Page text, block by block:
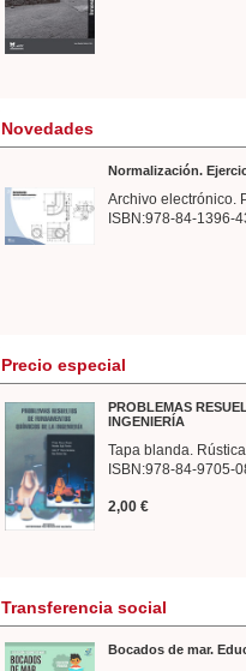
Novedades
Normalización.
Archivo electrónico.
ISBN:978-84-1396-
Precio especial
PROBLEMAS
INGENIERÍA
Tapa blanda. Rústica
ISBN:978-84-9705-
2,00 €
Transferencia social
Bocados de mar.